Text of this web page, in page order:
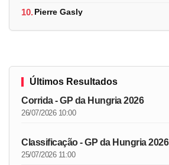
10.Pierre Gasly
Últimos Resultados
Corrida - GP da Hungria 2026
26/07/2026 10:00
Classificação - GP da Hungria 2026
25/07/2026 11:00